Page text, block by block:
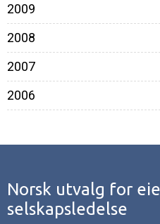
2009
2008
2007
2006
Norsk utvalg for
selskapsledelse